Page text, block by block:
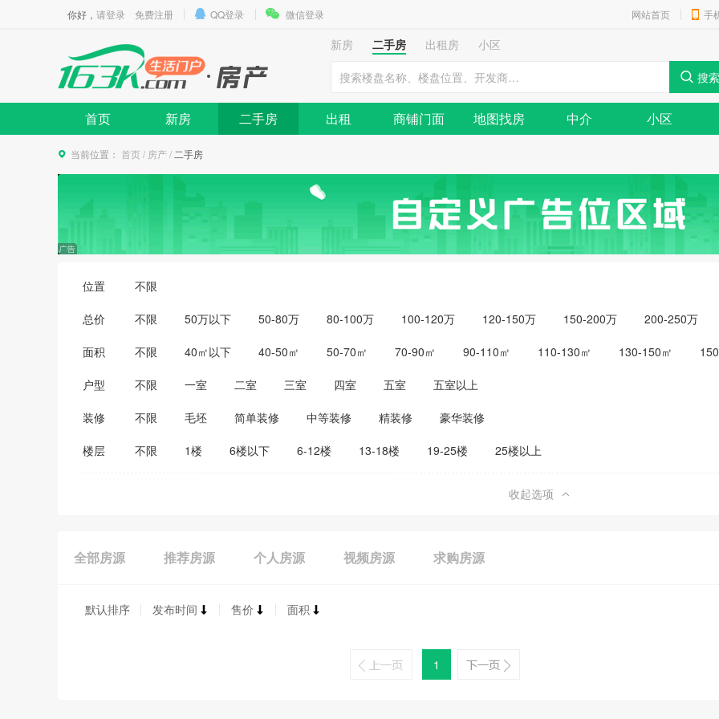
你好， 请登录 免费注册 QQ登录 微信登录 网站首页 手
新房 二手房 出租房 小区
首页 新房 二手房 出租 商铺门面 地图找房 中介 小区
当前位置： 首页 / 房产/ 二手房
位置 不限
总价 不限 50万以下 50-80万 80-100万 100-120万 120-150万 150-200万
200-250万
350-400万
400-500万
面积 不限 40㎡以下 40-50㎡ 50-70㎡ 70-90㎡ 90-110㎡ 110-130㎡ 130-150㎡
户型 不限 一室 二室 三室 四室 五室 五室以上
装修 不限 毛坯 简单装修 中等装修 精装修 豪华装修
楼层 不限 1楼 6楼以下 6-12楼 13-18楼 19-25楼 25楼以上
收起选项
全部房源 推荐房源 个人房源 视频房源 求购房源
默认排序 发布时间 售价 面积
1